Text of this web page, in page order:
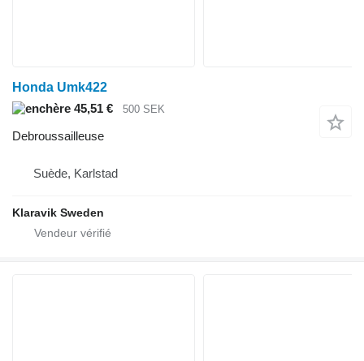
Honda Umk422
45,51 €
500 SEK
Debroussailleuse
Suède, Karlstad
Klaravik Sweden